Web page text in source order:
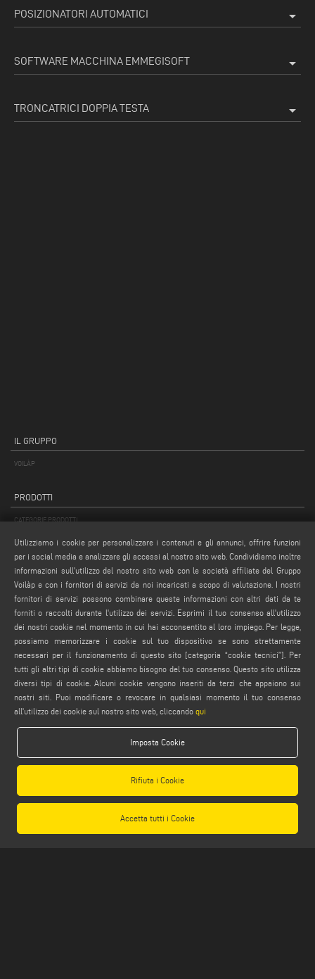
POSIZIONATORI AUTOMATICI arrow_drop_down
SOFTWARE MACCHINA EMMEGISOFT arrow_drop_down
TRONCATRICI DOPPIA TESTA arrow_drop_down
IL GRUPPO
VOILÀP
PRODOTTI
CATEGORIE PRODOTTI
APPLICAZIONI
RICERCA PRODOTTO
PRODOTTI DALLA A ALLA Z
MAIL
Webmail
webmaster@emmegi.com
info@emmegi.com
PRIVACY POLICY
Utilizziamo i cookie per personalizzare i contenuti e gli annunci, offrire funzioni
per i social media e analizzare gli accessi al nostro sito web. Condividiamo inoltre
informazioni sull'utilizzo del nostro sito web con le società affiliate del Gruppo
Voilàp e con i fornitori di servizi da noi incaricati a scopo di valutazione. I nostri
fornitori di servizi possono combinare queste informazioni con altri dati da te
forniti o raccolti durante l'utilizzo dei servizi. Esprimi il tuo consenso all'utilizzo
dei nostri cookie nel momento in cui hai acconsentito al loro impiego. Per legge,
possiamo memorizzare i cookie sul tuo dispositivo se sono strettamente
necessari per il funzionamento di questo sito [categoria “cookie tecnici”]. Per
tutti gli altri tipi di cookie abbiamo bisogno del tuo consenso. Questo sito utilizza
diversi tipi di cookie. Alcuni cookie vengono inseriti da terzi che appaiono sui
nostri siti. Puoi modificare o revocare in qualsiasi momento il tuo consenso
all'utilizzo dei cookie sul nostro sito web, cliccando qui
Imposta Cookie
Rifiuta i Cookie
Accetta tutti i Cookie